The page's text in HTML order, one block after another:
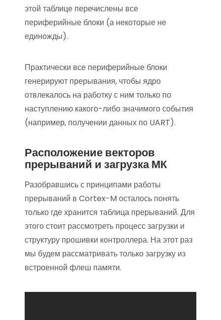
этой таблице перечислены все
периферийные блоки (а некоторые не
единожды).
Практически все периферийные блоки
генерируют прерывания, чтобы ядро
отвлекалось на работку с ним только по
наступлению какого-либо значимого события
(например, получении данных по UART).
Расположение векторов
прерываний и загрузка МК
Разобравшись с принципами работы
прерываний в Cortex-M осталось понять
только где хранится таблица прерываний. Для
этого стоит рассмотреть процесс загрузки и
структуру прошивки контроллера. На этот раз
мы будем рассматривать только загрузку из
встроенной флеш памяти.